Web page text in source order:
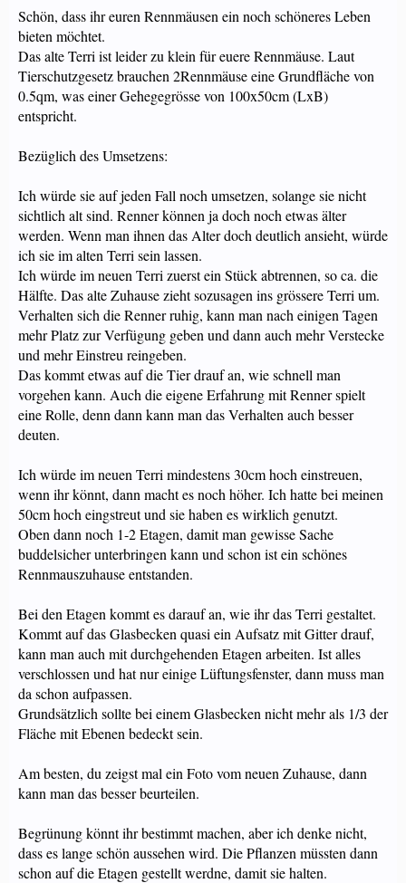
Schön, dass ihr euren Rennmäusen ein noch schöneres Leben
bieten möchtet.
Das alte Terri ist leider zu klein für euere Rennmäuse. Laut
Tierschutzgesetz brauchen 2Rennmäuse eine Grundfläche von
0.5qm, was einer Gehegegrösse von 100x50cm (LxB)
entspricht.
Bezüglich des Umsetzens:
Ich würde sie auf jeden Fall noch umsetzen, solange sie nicht
sichtlich alt sind. Renner können ja doch noch etwas älter
werden. Wenn man ihnen das Alter doch deutlich ansieht, würde
ich sie im alten Terri sein lassen.
Ich würde im neuen Terri zuerst ein Stück abtrennen, so ca. die
Hälfte. Das alte Zuhause zieht sozusagen ins grössere Terri um.
Verhalten sich die Renner ruhig, kann man nach einigen Tagen
mehr Platz zur Verfügung geben und dann auch mehr Verstecke
und mehr Einstreu reingeben.
Das kommt etwas auf die Tier drauf an, wie schnell man
vorgehen kann. Auch die eigene Erfahrung mit Renner spielt
eine Rolle, denn dann kann man das Verhalten auch besser
deuten.
Ich würde im neuen Terri mindestens 30cm hoch einstreuen,
wenn ihr könnt, dann macht es noch höher. Ich hatte bei meinen
50cm hoch eingstreut und sie haben es wirklich genutzt.
Oben dann noch 1-2 Etagen, damit man gewisse Sache
buddelsicher unterbringen kann und schon ist ein schönes
Rennmauszuhause entstanden.
Bei den Etagen kommt es darauf an, wie ihr das Terri gestaltet.
Kommt auf das Glasbecken quasi ein Aufsatz mit Gitter drauf,
kann man auch mit durchgehenden Etagen arbeiten. Ist alles
verschlossen und hat nur einige Lüftungsfenster, dann muss man
da schon aufpassen.
Grundsätzlich sollte bei einem Glasbecken nicht mehr als 1/3 der
Fläche mit Ebenen bedeckt sein.
Am besten, du zeigst mal ein Foto vom neuen Zuhause, dann
kann man das besser beurteilen.
Begrünung könnt ihr bestimmt machen, aber ich denke nicht,
dass es lange schön aussehen wird. Die Pflanzen müssten dann
schon auf die Etagen gestellt werdne, damit sie halten.